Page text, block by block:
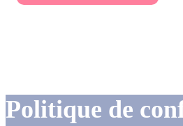
Politique de